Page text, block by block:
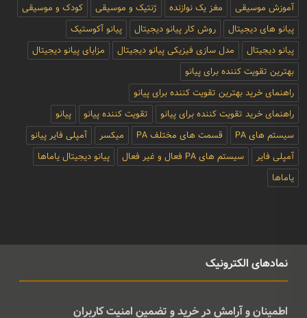
آموزش موسیقی
مغز یک نوازنده ژنتیک و موسیقی
کودک و موسیقی
پیانو های دیجیتال
روش کار پیانو دیجیتال
پیانو آکوستیک
پیانو دیجیتال
مدل سازی فیزیکی پیانو دیجیتال
مزایای پیانو دیجیتال
بهترین تقویت کننده برای پیانو
راهنمای خرید بهترین تقویت کننده برای پیانو
راهنمای خرید تقویت کننده برای پیانو
تقویت کننده پیانو
پیانو
سیستم های PA
قسمت های مختلف PA میکسر
آمپلی فایر پیانو
آمپلی فایر
سیستم های PA فعال و غیر فعال
پیانو دیجیتال یاماها
یاماها
نمادهای الکترونیک
اطمینان و آرامش در خرید و تضمین امنیت کاربران